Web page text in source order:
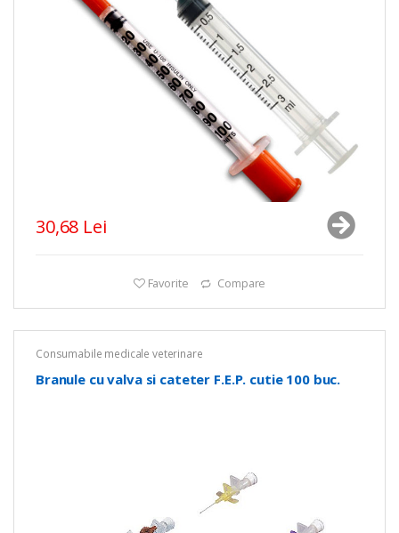
30,68 Lei
Favorite Compare
Consumabile medicale veterinare
Branule cu valva si cateter F.E.P. cutie 100 buc.